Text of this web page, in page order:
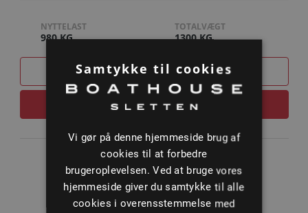
NYTTELAST
980 KG
TOTALVÆGT
1300 KG
SAMMENLIGN
LÆS MERE
Samtykke til cookies
Vi gør på denne hjemmeside brug af
cookies til at forbedre
brugeroplevelsen. Ved at bruge vores
hjemmeside giver du samtykke til alle
cookies i overensstemmelse med